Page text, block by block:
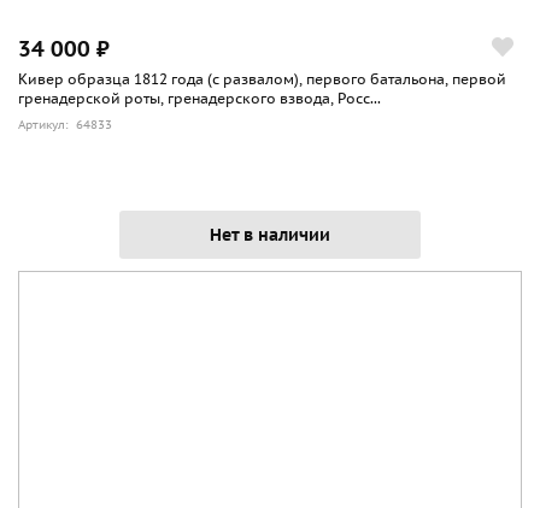
34 000 ₽
Кивер образца 1812 года (с развалом), первого батальона, первой
гренадерской роты, гренадерского взвода, Росс...
Артикул: 64833
Нет в наличии